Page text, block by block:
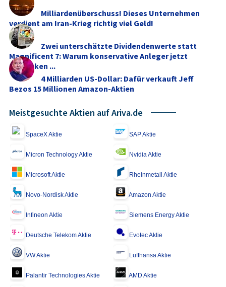
Milliardenüberschuss! Dieses Unternehmen
verdient am Iran-Krieg richtig viel Geld!
Zwei unterschätzte Dividendenwerte statt
Magnificent 7: Warum konservative Anleger jetzt
umdenken ...
4 Milliarden US-Dollar: Dafür verkauft Jeff
Bezos 15 Millionen Amazon-Aktien
Meistgesuchte Aktien auf Ariva.de
SpaceX Aktie SAP Aktie
Micron Technology Aktie Nvidia Aktie
Microsoft Aktie Rheinmetall Aktie
Novo-Nordisk Aktie Amazon Aktie
Infineon Aktie Siemens Energy Aktie
Deutsche Telekom Aktie Evotec Aktie
VW Aktie Lufthansa Aktie
Palantir Technologies Aktie AMD Aktie